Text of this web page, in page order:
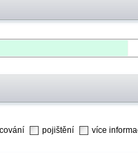
pojištění více